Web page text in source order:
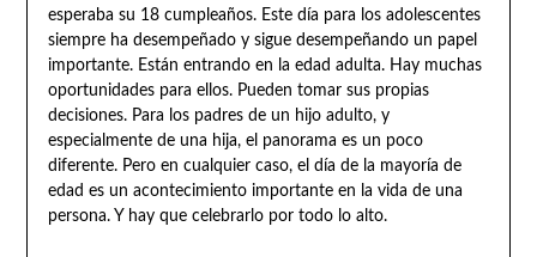
esperaba su 18 cumpleaños. Este día para los adolescentes
siempre ha desempeñado y sigue desempeñando un papel
importante. Están entrando en la edad adulta. Hay muchas
oportunidades para ellos. Pueden tomar sus propias
decisiones. Para los padres de un hijo adulto, y
especialmente de una hija, el panorama es un poco
diferente. Pero en cualquier caso, el día de la mayoría de
edad es un acontecimiento importante en la vida de una
persona. Y hay que celebrarlo por todo lo alto.